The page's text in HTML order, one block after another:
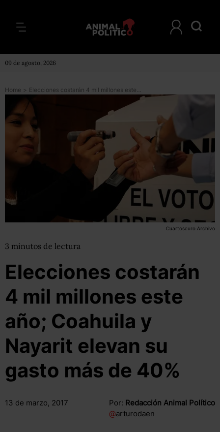
09 de agosto, 2026
Home > Elecciones costarán 4 mil millones este año; Coahuila y Nayarit elevan su gasto más de 40%
Cuartoscuro Archivo
3 minutos de lectura
Elecciones costarán
4 mil millones este
año; Coahuila y
Nayarit elevan su
gasto más de 40%
13 de marzo, 2017 Por: Redacción Animal Político
@arturodaen